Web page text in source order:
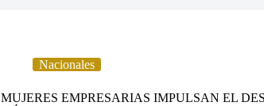
Nacionales
MUJERES EMPRESARIAS IMPULSAN EL